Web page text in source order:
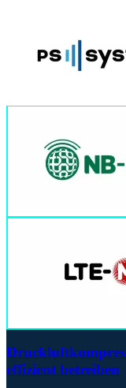
effizient betreiben